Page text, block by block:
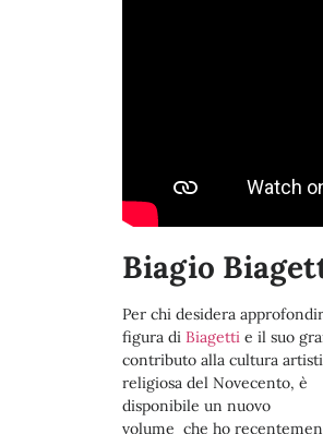
Biagio
Per chi desidera
figura di Biagetti e il suo
contributo alla cultura
religiosa del Novecento, è
disponibile un nuovo
volume che ho